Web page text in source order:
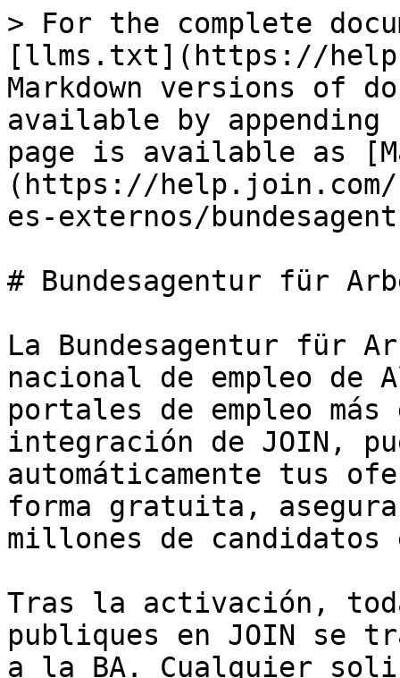
> For the complete
[llms.txt](https://
Markdown versions of
available by
page is available as
(https://
es-externos/
# Bundesagentur für
La Bundesagentur für
nacional de empleo de
portales de empleo
integración de JOIN,
automáticamente tus
forma gratuita,
millones de candidatos
Tras la activación,
publiques en JOIN se
a la BA. Cualquier